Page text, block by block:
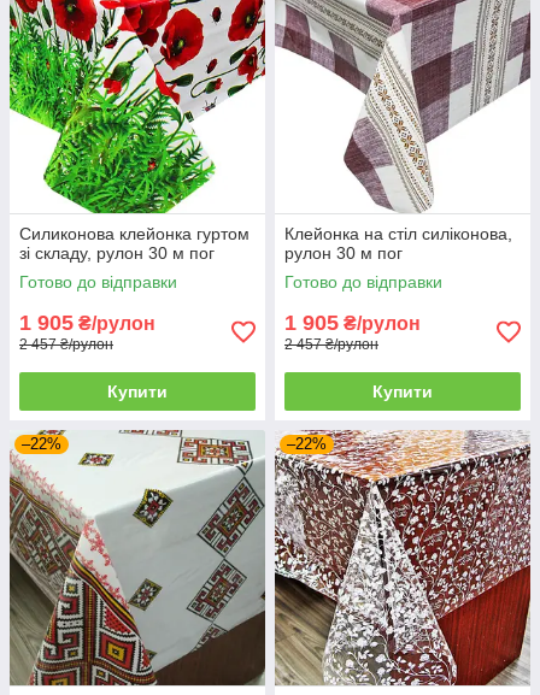
Силиконова клейонка гуртом
зі складу, рулон 30 м пог
Готово до відправки
1 905 ₴/рулон
2 457 ₴/рулон
Купити
Клейонка на стіл силіконова,
рулон 30 м пог
Готово до відправки
1 905 ₴/рулон
2 457 ₴/рулон
Купити
–22% –22%